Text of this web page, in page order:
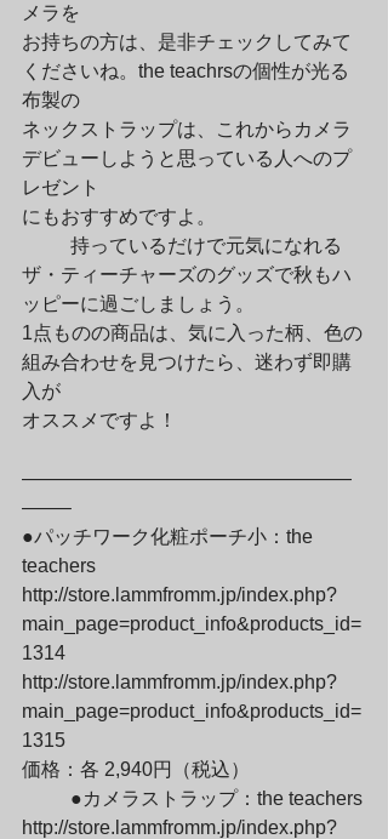
メラを
お持ちの方は、是非チェックしてみて
くださいね。the teachrsの個性が光る
布製の
ネックストラップは、これからカメラ
デビューしようと思っている人へのプ
レゼント
にもおすすめですよ。
ザ・ティーチャーズのグッズで秋もハ
ッピーに過ごしましょう。
1点ものの商品は、気に入った柄、色の
組み合わせを見つけたら、迷わず即購
入が
オススメですよ！
—————————————————
——–
●パッチワーク化粧ポーチ小：the
teachers
http://store.lammfromm.jp/index.php?
main_page=product_info&products_id=
1314
http://store.lammfromm.jp/index.php?
main_page=product_info&products_id=
1315
価格：各 2,940円（税込）
http://store.lammfromm.jp/index.php?